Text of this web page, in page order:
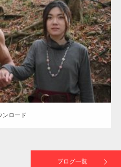
2021.07.8
AKIHITO(細マッチョ) 大胸筋 腹筋
ンロード
ブログ一覧
ラジオ番組「ONE MORNING」
ん！事件ですよ」に取材されまし
）